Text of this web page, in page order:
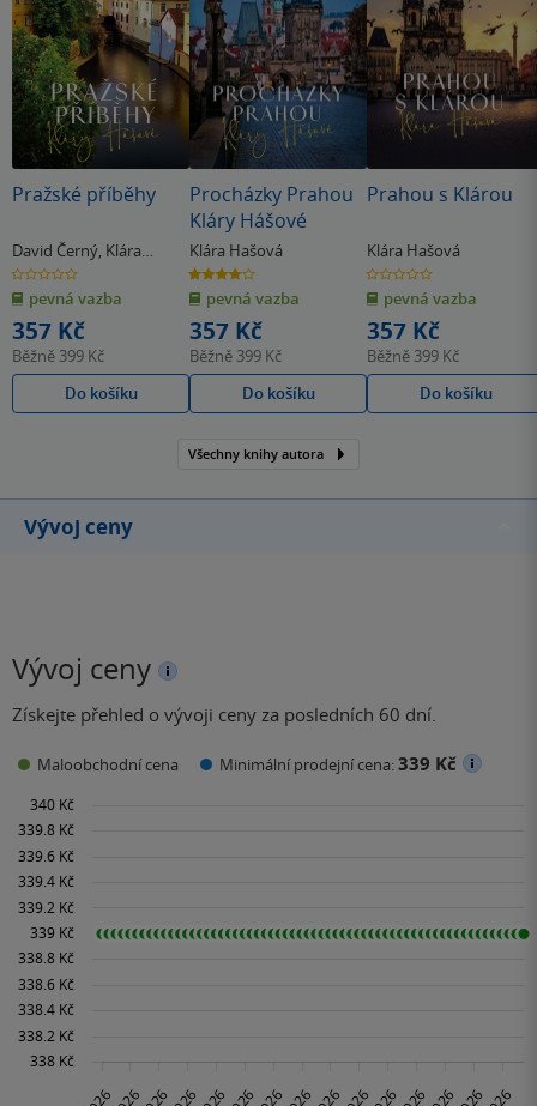
Pražské příběhy
David Černý, Klára
Hašová
0.0
z
5
hvězdiček
pevná vazba
357 Kč
Běžně 399 Kč
Do košíku
Procházky Prahou
Kláry Hášové
Klára Hašová
4.0
z
5
hvězdiček
pevná vazba
357 Kč
Běžně 399 Kč
Do košíku
Prahou s Klárou
Klára Hašová
0.0
z
5
hvězdiček
pevná vazba
357 Kč
Běžně 399 Kč
Do košíku
Všechny knihy autora
Vývoj ceny
Vývoj ceny
Získejte přehled o vývoji ceny za posledních 60 dní.
Maloobchodní cena Minimální prodejní cena:339 Kč